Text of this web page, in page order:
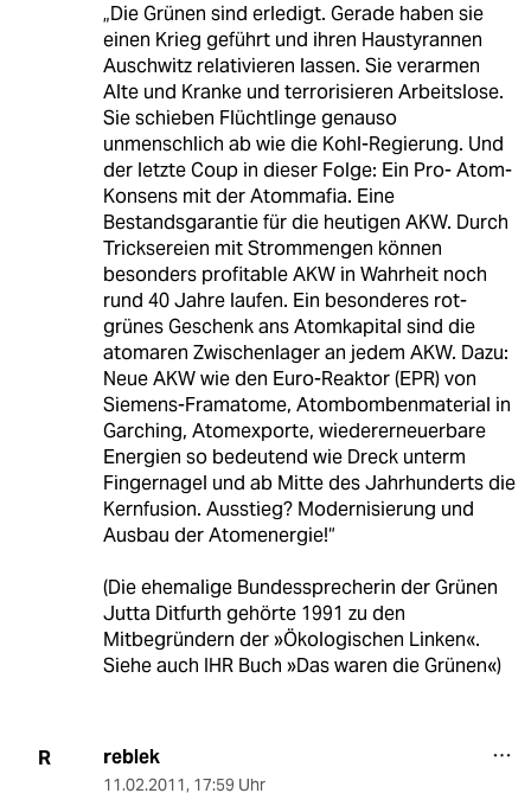
„Die Grünen sind erledigt. Gerade haben sie
einen Krieg geführt und ihren Haustyrannen
Auschwitz relativieren lassen. Sie verarmen
Alte und Kranke und terrorisieren Arbeitslose.
Sie schieben Flüchtlinge genauso
unmenschlich ab wie die Kohl-Regierung. Und
der letzte Coup in dieser Folge: Ein Pro- Atom-
Konsens mit der Atommafia. Eine
Bestandsgarantie für die heutigen AKW. Durch
Tricksereien mit Strommengen können
besonders profitable AKW in Wahrheit noch
rund 40 Jahre laufen. Ein besonderes rot-
grünes Geschenk ans Atomkapital sind die
atomaren Zwischenlager an jedem AKW. Dazu:
Neue AKW wie den Euro-Reaktor (EPR) von
Siemens-Framatome, Atombombenmaterial in
Garching, Atomexporte, wiedererneuerbare
Energien so bedeutend wie Dreck unterm
Fingernagel und ab Mitte des Jahrhunderts die
Kernfusion. Ausstieg? Modernisierung und
Ausbau der Atomenergie!“
(Die ehemalige Bundessprecherin der Grünen
Jutta Ditfurth gehörte 1991 zu den
Mitbegründern der »Ökologischen Linken«.
Siehe auch IHR Buch »Das waren die Grünen«)
R reblek
11.02.2011, 17:59 Uhr